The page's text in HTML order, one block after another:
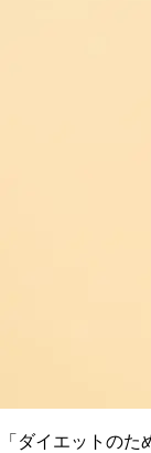
「ダイエットの